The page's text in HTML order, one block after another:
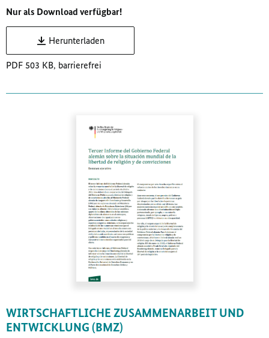
Nur als Download verfügbar!
Herunterladen
PDF 503 KB, barrierefrei
WIRTSCHAFTLICHE ZUSAMMENARBEIT UND
ENTWICKLUNG (BMZ)